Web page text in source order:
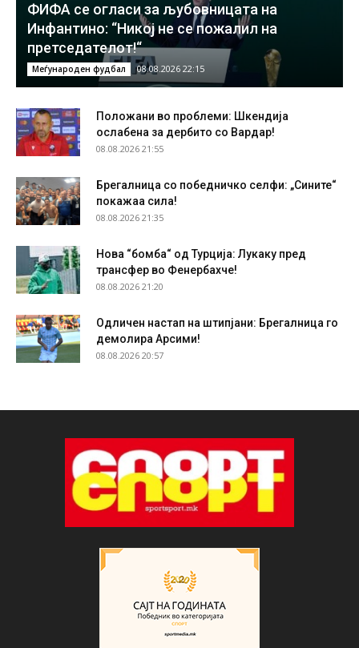
ФИФА се огласи за љубовницата на
Инфантино: “Никој не се пожалил на
претседателот!“
Меѓународен фудбал 08.08.2026 22:15
Положани во проблеми: Шкендија
ослабена за дербито со Вардар!
08.08.2026 21:55
Брегалница со победничко селфи: „Сините“
покажаа сила!
08.08.2026 21:35
Нова “бомба“ од Турција: Лукаку пред
трансфер во Фенербахче!
08.08.2026 21:20
Одличен настап на штипјани: Брегалница го
демолира Арсими!
08.08.2026 20:57